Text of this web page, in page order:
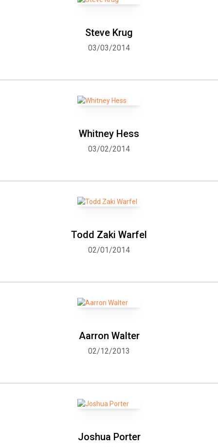
Steve Krug
03/03/2014
Whitney Hess
03/02/2014
Todd Zaki Warfel
02/01/2014
Aarron Walter
02/12/2013
Joshua Porter
Facebook Twitter